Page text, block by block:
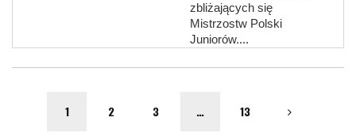
zbliżających się
Mistrzostw Polski
Juniorów....
1 2 3 … 13